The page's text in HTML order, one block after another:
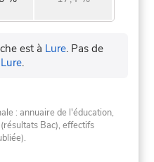
est à Lure. Pas de
Lure.
: annuaire de l'éducation,
(résultats Bac), effectifs